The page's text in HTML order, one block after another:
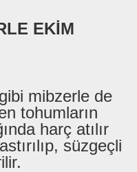
EKİM
mibzerle de
tohumların
harç atılır
süzgeçli